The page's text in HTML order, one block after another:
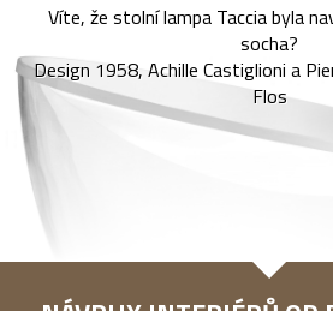
Víte, že stolní lampa Taccia byla
socha?
Design 1958, Achille Castiglioni a
Flos